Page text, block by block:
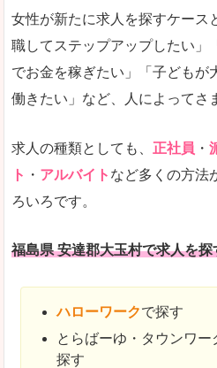
女性が新たに求人を探すケース
職してステップアップしたい」
でお金を稼ぎたい」「子どもが
働きたい」など、人によってさ
求人の種類としても、 正社員 ・
ト ・ アルバイト など多くの方法
ろいろです。
福島県 安達郡大玉村で求人を探
ハローワークで探す
とらばーゆ・タウンワー
探す